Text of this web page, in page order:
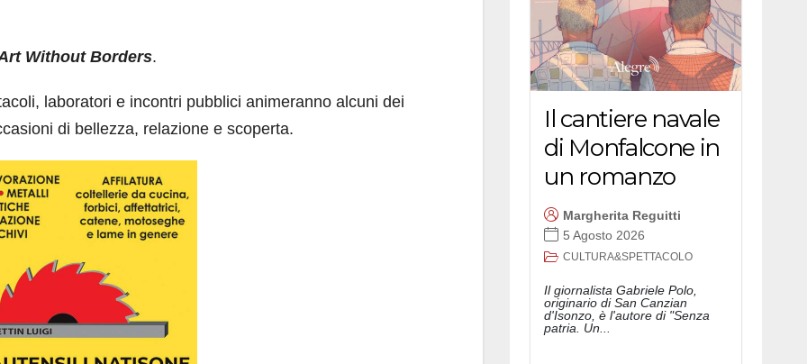
Without Borders.
laboratori e incontri pubblici animeranno alcuni dei
di bellezza, relazione e scoperta.
Il cantiere navale
di Monfalcone in
un romanzo
Margherita Reguitti
5 Agosto 2026
CULTURA&SPETTACOLO
Il giornalista Gabriele Polo,
originario di San Canzian
d'Isonzo, è l'autore di "Senza
patria. Un...